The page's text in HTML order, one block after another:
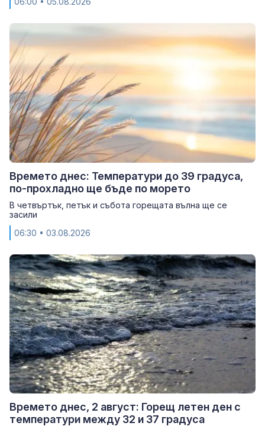
Времето днес: Температури до 39 градуса,
по-прохладно ще бъде по морето
В четвъртък, петък и събота горещата вълна ще се
засили
06:30 • 03.08.2026
Времето днес, 2 август: Горещ летен ден с
температури между 32 и 37 градуса